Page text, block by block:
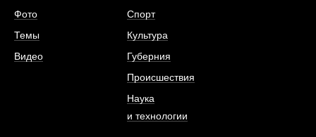
Фото
Темы
Видео
Спорт
Культура
Губерния
Происшествия
Наука
и технологии